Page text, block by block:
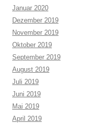
Januar 2020
Dezember 2019
November 2019
Oktober 2019
September 2019
August 2019
Juli 2019
Juni 2019
Mai 2019
April 2019